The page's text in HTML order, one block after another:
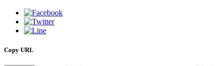
Copy URL